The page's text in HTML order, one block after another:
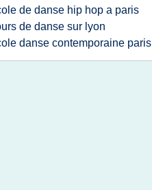
de danse hip hop a paris
de danse sur lyon
danse contemporaine paris